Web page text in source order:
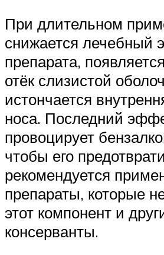
При длительном
снижается лечебный
препарата,
отёк слизистой
истончается
носа. Последний
провоцирует
чтобы его
рекомендуется
препараты, которые
этот компонент и
консерванты.